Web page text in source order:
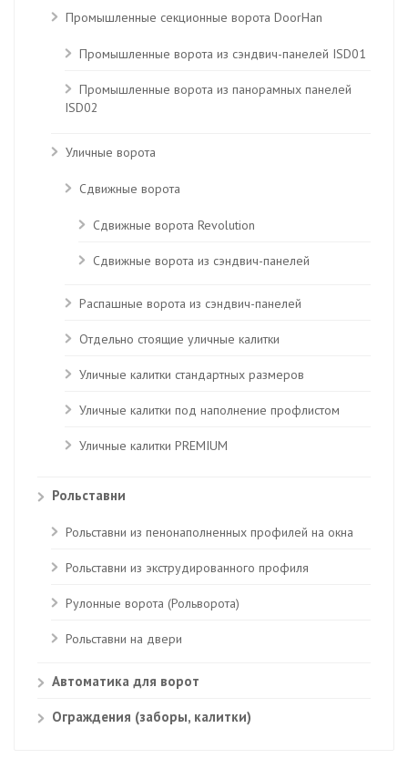
Промышленные секционные ворота DoorHan
Промышленные ворота из сэндвич-панелей ISD01
Промышленные ворота из панорамных панелей
ISD02
Уличные ворота
Сдвижные ворота
Сдвижные ворота Revolution
Сдвижные ворота из сэндвич-панелей
Распашные ворота из сэндвич-панелей
Отдельно стоящие уличные калитки
Уличные калитки стандартных размеров
Уличные калитки под наполнение профлистом
Уличные калитки PREMIUM
Рольставни
Рольставни из пенонаполненных профилей на окна
Рольставни из экструдированного профиля
Рулонные ворота (Рольворота)
Рольставни на двери
Автоматика для ворот
Ограждения (заборы, калитки)